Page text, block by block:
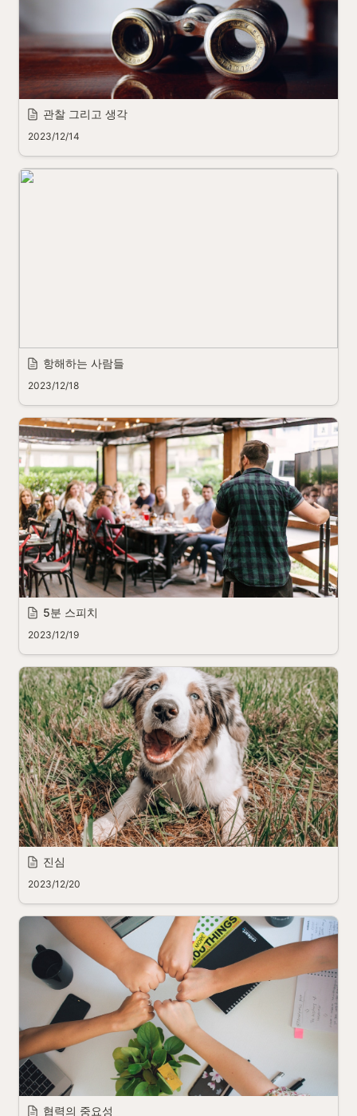
관찰 그리고 생각
2023/12/14
항해하는 사람들
2023/12/18
5분 스피치
2023/12/19
진심
2023/12/20
협력의 중요성